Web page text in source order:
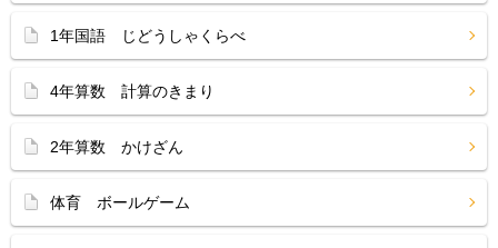
1年国語 じどうしゃくらべ
4年算数 計算のきまり
2年算数 かけざん
体育 ボールゲーム